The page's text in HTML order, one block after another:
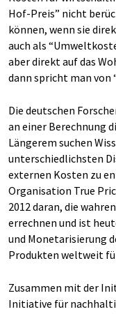
Hof-Preis” nicht
können, wenn sie
auch als
aber direkt auf das
dann spricht man von
Die deutschen
an einer Berechnung
Längerem suchen
unterschiedlichsten
externen Kosten zu
Organisation True
2012 daran, die
errechnen und ist
und Monetarisierung
Produkten weltweit
Zusammen mit der
Initiative für